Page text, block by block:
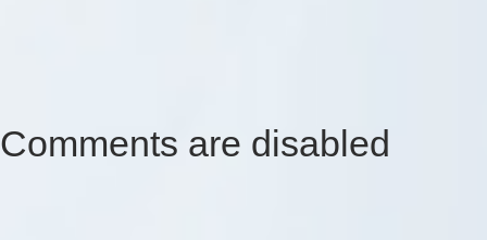
Comments are disabled